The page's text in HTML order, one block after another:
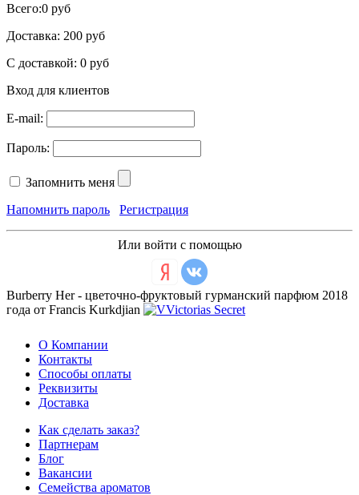
Всего:0 руб
Доставка: 200 руб
С доставкой: 0 руб
Вход для клиентов
E-mail:
Пароль:
Запомнить меня
Напомнить пароль
Регистрация
Или войти с помощью
Burberry Her - цветочно-фруктовый гурманский парфюм 2018
года от Francis Kurkdjian
О Компании
Контакты
Способы оплаты
Реквизиты
Доставка
Как сделать заказ?
Партнерам
Блог
Вакансии
Семейства ароматов